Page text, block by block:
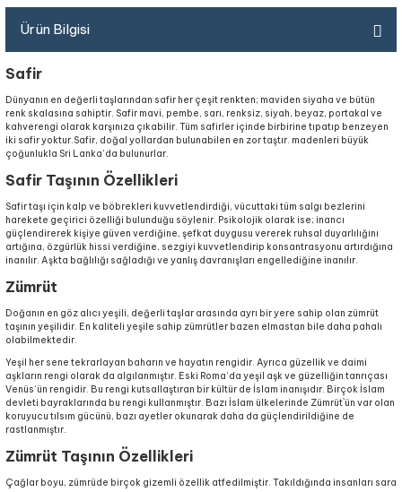
Ürün Bilgisi
Safir
Dünyanın en değerli taşlarından safir her çeşit renkten; maviden siyaha ve bütün
renk skalasına sahiptir. Safir mavi, pembe, sarı, renksiz, siyah, beyaz, portakal ve
kahverengi olarak karşınıza çıkabilir. Tüm safirler içinde birbirine tıpatıp benzeyen
iki safir yoktur.Safir, doğal yollardan bulunabilen en zor taştır. madenleri büyük
çoğunlukla Sri Lanka’da bulunurlar.
Safir Taşının Özellikleri
Safir taşı için kalp ve böbrekleri kuvvetlendirdiği, vücuttaki tüm salgı bezlerini
harekete geçirici özelliği bulunduğu söylenir. Psikolojik olarak ise; inancı
güçlendirerek kişiye güven verdiğine, şefkat duygusu vererek ruhsal duyarlılığını
artığına, özgürlük hissi verdiğine, sezgiyi kuvvetlendirip konsantrasyonu artırdığına
inanılır. Aşkta bağlılığı sağladığı ve yanlış davranışları engellediğine inanılır.
Zümrüt
Doğanın en göz alıcı yeşili, değerli taşlar arasında ayrı bir yere sahip olan zümrüt
taşının yeşilidir. En kaliteli yeşile sahip zümrütler bazen elmastan bile daha pahalı
olabilmektedir.
Yeşil her sene tekrarlayan baharın ve hayatın rengidir. Ayrıca güzellik ve daimi
aşkların rengi olarak da algılanmıştır. Eski Roma’da yeşil aşk ve güzelliğin tanrıçası
Venüs’ün rengidir. Bu rengi kutsallaştıran bir kültür de İslam inanışıdır. Birçok İslam
devleti bayraklarında bu rengi kullanmıştır. Bazı İslam ülkelerinde Zümrüt`ün var olan
koruyucu tılsım gücünü, bazı ayetler okunarak daha da güçlendirildiğine de
rastlanmıştır.
Zümrüt Taşının Özellikleri
Çağlar boyu, zümrüde birçok gizemli özellik atfedilmiştir. Takıldığında insanları sara